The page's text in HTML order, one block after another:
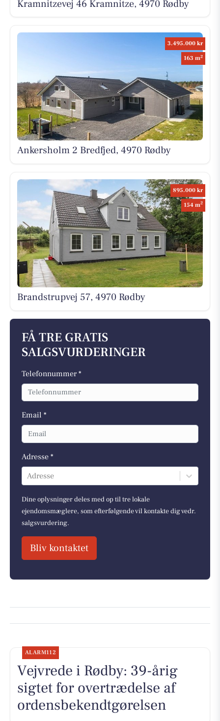
Kramnitzevej 46 Kramnitze, 4970 Rødby
3.495.000 kr
163 m2
Ankersholm 2 Bredfjed, 4970 Rødby
895.000 kr
154 m2
Brandstrupvej 57, 4970 Rødby
FÅ TRE GRATIS
SALGSVURDERINGER
Telefonnummer *
Email *
Adresse *
Adresse
Dine oplysninger deles med op til tre lokale
ejendomsmæglere, som efterfølgende vil kontakte dig vedr.
salgsvurdering.
Bliv kontaktet
ALARM112
Vejvrede i Rødby: 39-årig
sigtet for overtrædelse af
ordensbekendtgørelsen